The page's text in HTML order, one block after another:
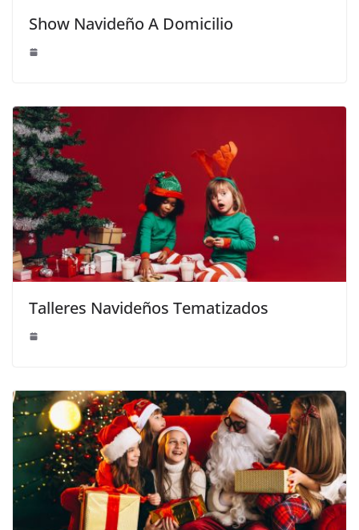
Show Navideño A Domicilio
Talleres Navideños Tematizados